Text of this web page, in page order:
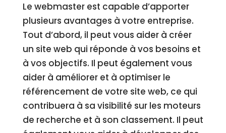
Le webmaster est capable d’apporter
plusieurs avantages à votre entreprise.
Tout d’abord, il peut vous aider à créer
un site web qui réponde à vos besoins et
à vos objectifs. Il peut également vous
aider à améliorer et à optimiser le
référencement de votre site web, ce qui
contribuera à sa visibilité sur les moteurs
de recherche et à son classement. Il peut